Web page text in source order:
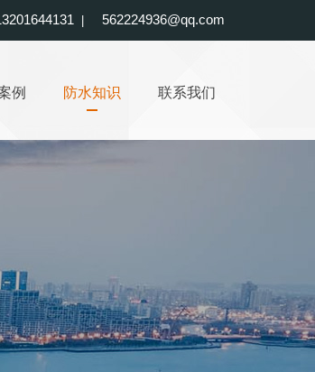
562224936@qq.com
例 防水知识 联系我们